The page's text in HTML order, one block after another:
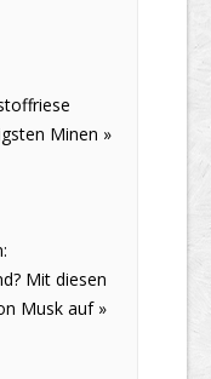
Minen »
Mit diesen
Musk auf »